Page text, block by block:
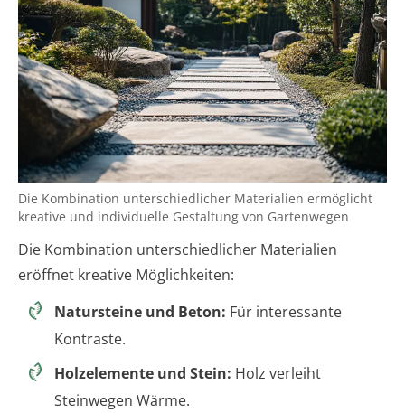
Die Kombination unterschiedlicher Materialien ermöglicht
kreative und individuelle Gestaltung von Gartenwegen
Die Kombination unterschiedlicher Materialien
eröffnet kreative Möglichkeiten:
Natursteine und Beton: Für interessante
Kontraste.
Holzelemente und Stein: Holz verleiht
Steinwegen Wärme.